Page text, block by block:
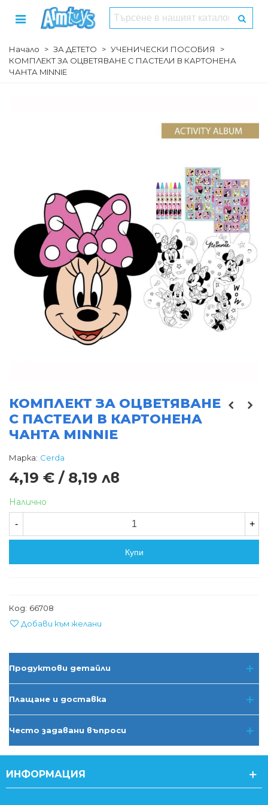
Начало > ЗА ДЕТЕТО > УЧЕНИЧЕСКИ ПОСОБИЯ
>
КОМПЛЕКТ ЗА ОЦВЕТЯВАНЕ С ПАСТЕЛИ В КАРТОНЕНА
ЧАНТА MINNIE
КОМПЛЕКТ ЗА ОЦВЕТЯВАНЕ
С ПАСТЕЛИ В КАРТОНЕНА
ЧАНТА MINNIE
Марка: Cerda
4,19 € / 8,19 лв
Налично
- +
Купи
Код: 66708
Добави към желани
Продуктови детайли
Плащане и доставка
Често задавани въпроси
ИНФОРМАЦИЯ